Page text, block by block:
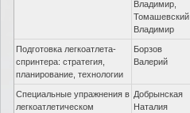
Владимир,
Томашевский
Владимир
Подготовка легкоатлета-
спринтера: стратегия,
планирование, технологии
Борзов
Валерий
Специальные упражнения в
легкоатлетическом
Добрынская
Наталия